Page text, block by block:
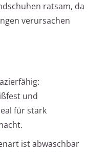
ratsam, da
verursachen
und
für stark
ist abwaschbar